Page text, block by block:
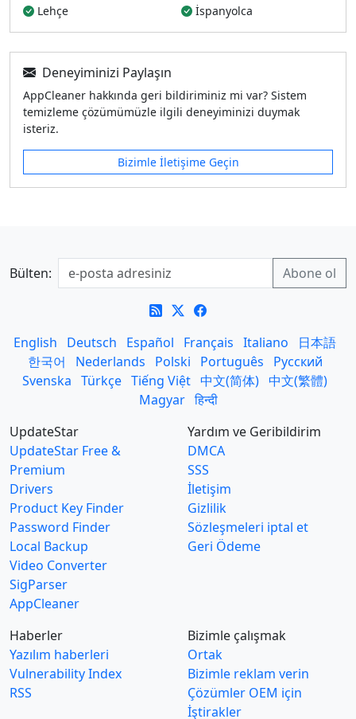
Lehçe
İspanyolca
Deneyiminizi Paylaşın
AppCleaner hakkında geri bildiriminiz mi var? Sistem
temizleme çözümümüzle ilgili deneyiminizi duymak
isteriz.
Bizimle İletişime Geçin
Bülten:
English Deutsch Español Français Italiano
日本語
한국어
Nederlands Polski Português
Русский
Svenska Türkçe Tiếng Việt 中文(简体) 中文(繁體)
Magyar हिन्दी
UpdateStar
UpdateStar Free &
Premium
Drivers
Product Key Finder
Password Finder
Local Backup
Video Converter
SigParser
AppCleaner
Yardım ve Geribildirim
DMCA
SSS
İletişim
Gizlilik
Sözleşmeleri iptal et
Geri Ödeme
Haberler
Yazılım haberleri
Vulnerability Index
RSS
Bizimle çalışmak
Ortak
Bizimle reklam verin
Çözümler OEM için
İştirakler